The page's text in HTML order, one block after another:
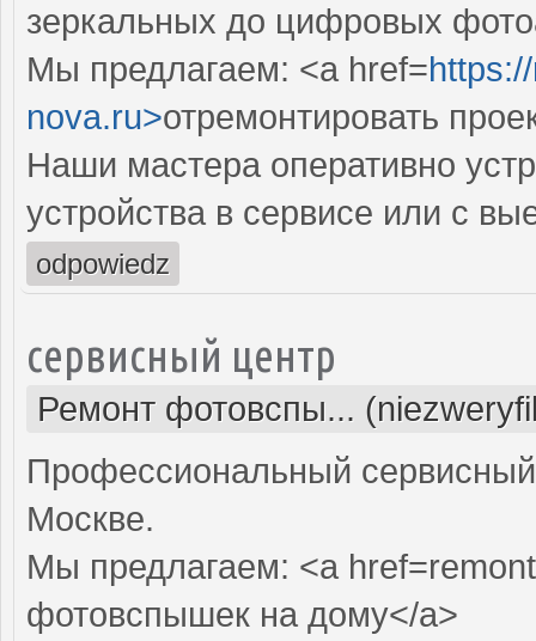
зеркальных до цифровых
Мы предлагаем: <a href=
nova.ru>отремонтировать
Наши мастера оперативно
устройства в сервисе или с
odpowiedz
сервисный центр
Ремонт фотовспы...
Профессиональный
Москве.
Мы предлагаем: <a
фотовспышек на дому</a>